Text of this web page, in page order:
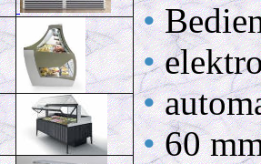
•
•
•
•60